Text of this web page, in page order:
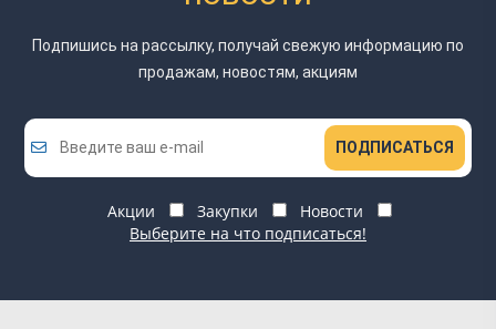
Подпишись на рассылку, получай свежую информацию по
продажам, новостям, акциям
ПОДПИСАТЬСЯ
Акции Закупки
Новости
Выберите на что подписаться!